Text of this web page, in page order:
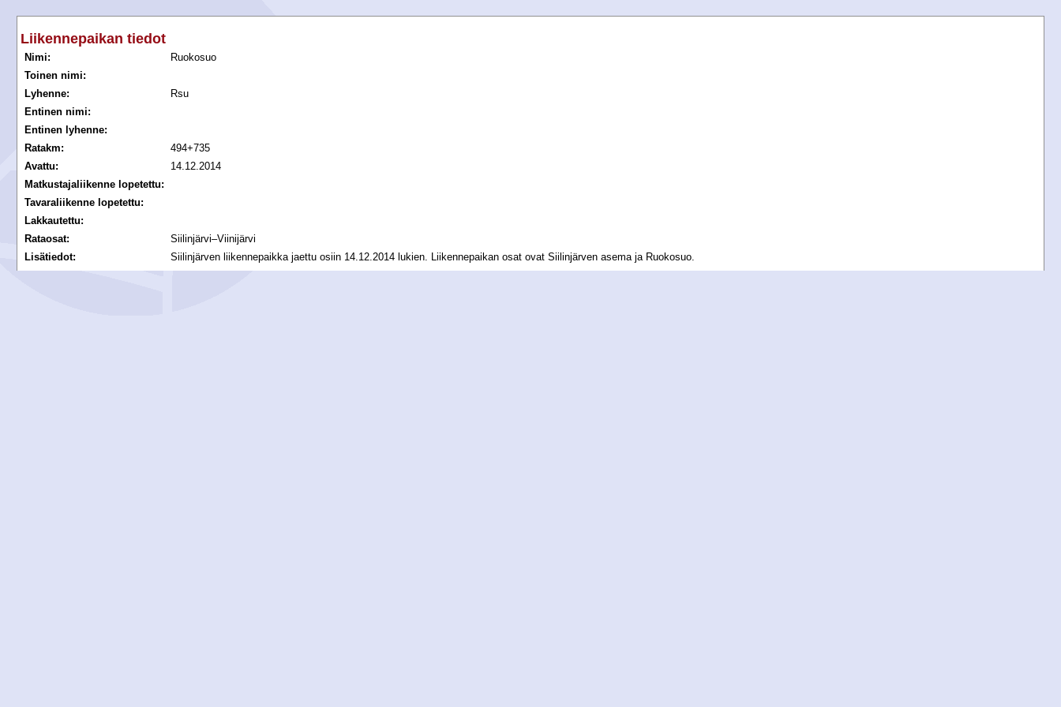
Liikennepaikan tiedot
Nimi:
Ruokosuo
Toinen nimi:
Lyhenne:
Rsu
Entinen nimi:
Entinen lyhenne:
Ratakm:
494+735
Avattu:
14.12.2014
Matkustajaliikenne lopetettu:
Tavaraliikenne lopetettu:
Lakkautettu:
Rataosat:
Siilinjärvi–Viinijärvi
Lisätiedot:
Siilinjärven liikennepaikka jaettu osiin 14.12.2014 lukien. Liikennepaikan osat ovat Siilinjärven asema ja Ruokosuo.